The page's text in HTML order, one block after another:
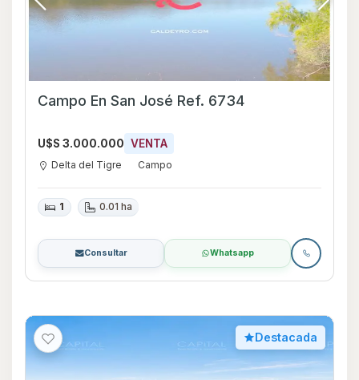
Campo En San José Ref. 6734
U$S 3.000.000 VENTA
Delta del Tigre Campo
1 0.01 ha
Consultar Whatsapp
Destacada